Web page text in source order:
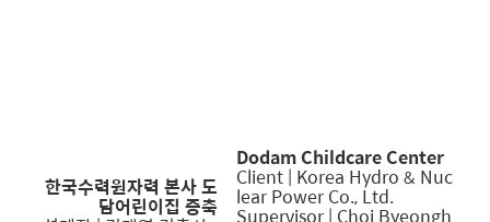
한국수력원자력 본사 도
담어린이집 증축
Dodam Childcare Center
Client | Korea Hydro & Nuc
lear Power Co., Ltd.
Supervisor | Choi Byeongh